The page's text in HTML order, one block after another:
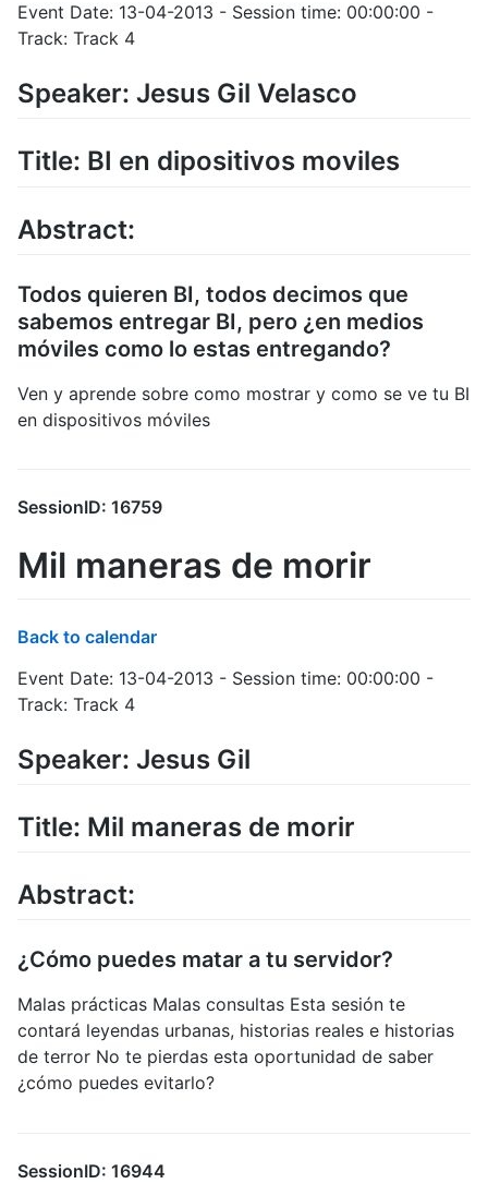
Event Date: 13-04-2013 - Session time: 00:00:00 -
Track: Track 4
Speaker: Jesus Gil Velasco
Title: BI en dipositivos moviles
Abstract:
Todos quieren BI, todos decimos que
sabemos entregar BI, pero ¿en medios
móviles como lo estas entregando?
Ven y aprende sobre como mostrar y como se ve tu BI
en dispositivos móviles
SessionID: 16759
Mil maneras de morir
Back to calendar
Event Date: 13-04-2013 - Session time: 00:00:00 -
Track: Track 4
Speaker: Jesus Gil
Title: Mil maneras de morir
Abstract:
¿Cómo puedes matar a tu servidor?
Malas prácticas Malas consultas Esta sesión te
contará leyendas urbanas, historias reales e historias
de terror No te pierdas esta oportunidad de saber
¿cómo puedes evitarlo?
SessionID: 16944